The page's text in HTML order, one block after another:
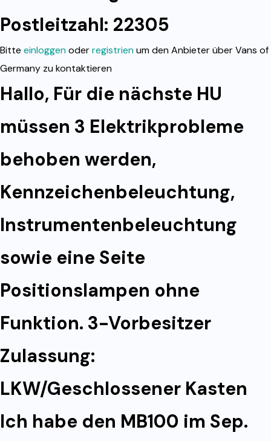
Postleitzahl: 22305
Bitte einloggenoderregistrienum den Anbieter über Vans of
Germany zu kontaktieren
Hallo, Für die nächste HU
müssen 3 Elektrikprobleme
behoben werden,
Kennzeichenbeleuchtung,
Instrumentenbeleuchtung
sowie eine Seite
Positionslampen ohne
Funktion. 3-Vorbesitzer
Zulassung:
LKW/Geschlossener Kasten
Ich habe den MB100 im Sep.